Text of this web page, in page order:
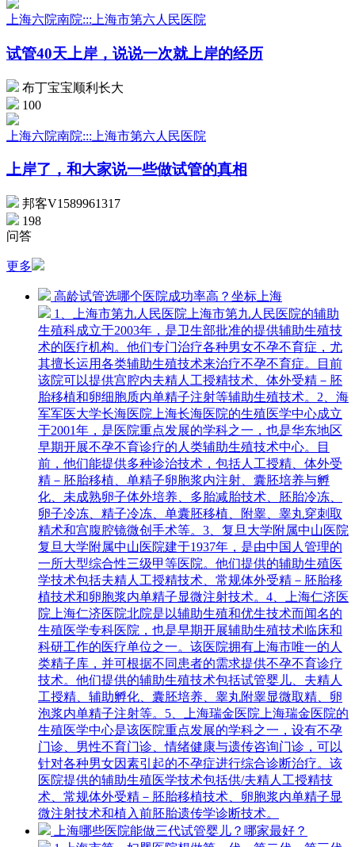
上海六院南院:::上海市第六人民医院
试管40天上岸，说说一次就上岸的经历
布丁宝宝顺利长大
100
上海六院南院:::上海市第六人民医院
上岸了，和大家说一些做试管的真相
邦客V1589961317
198
问答
更多
高龄试管选哪个医院成功率高？坐标上海
1、上海市第九人民医院上海市第九人民医院的辅助
生殖科成立于2003年，是卫生部批准的提供辅助生殖技
术的医疗机构。他们专门治疗各种男女不孕不育症，尤
其擅长运用各类辅助生殖技术来治疗不孕不育症。目前
该院可以提供宫腔内夫精人工授精技术、体外受精－胚
胎移植和卵细胞质内单精子注射等辅助生殖技术。2、海
军军医大学长海医院上海长海医院的生殖医学中心成立
于2001年，是医院重点发展的学科之一，也是华东地区
早期开展不孕不育诊疗的人类辅助生殖技术中心。目
前，他们能提供多种诊治技术，包括人工授精、体外受
精－胚胎移植、单精子卵胞浆内注射、囊胚培养与孵
化、未成熟卵子体外培养、多胎减胎技术、胚胎冷冻、
卵子冷冻、精子冷冻、单囊胚移植、附睾、睾丸穿刺取
精术和宫腹腔镜微创手术等。3、复旦大学附属中山医院
复旦大学附属中山医院建于1937年，是由中国人管理的
一所大型综合性三级甲等医院。他们提供的辅助生殖医
学技术包括夫精人工授精技术、常规体外受精－胚胎移
植技术和卵胞浆内单精子显微注射技术。4、上海仁济医
院上海仁济医院北院是以辅助生殖和优生技术而闻名的
生殖医学专科医院，也是早期开展辅助生殖技术临床和
科研工作的医疗单位之一。该医院拥有上海市唯一的人
类精子库，并可根据不同患者的需求提供不孕不育诊疗
技术。他们提供的辅助生殖技术包括试管婴儿、夫精人
工授精、辅助孵化、囊胚培养、睾丸附睾显微取精、卵
泡浆内单精子注射等。5、上海瑞金医院上海瑞金医院的
生殖医学中心是该医院重点发展的学科之一，设有不孕
门诊、男性不育门诊、情绪健康与遗传咨询门诊，可以
针对各种男女因素引起的不孕症进行综合诊断治疗。该
医院提供的辅助生殖医学技术包括供/夫精人工授精技
术、常规体外受精－胚胎移植技术、卵胞浆内单精子显
微注射技术和植入前胚胎遗传学诊断技术。
上海哪些医院能做三代试管婴儿？哪家最好？